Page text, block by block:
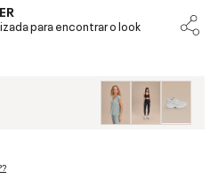
para encontrar o look